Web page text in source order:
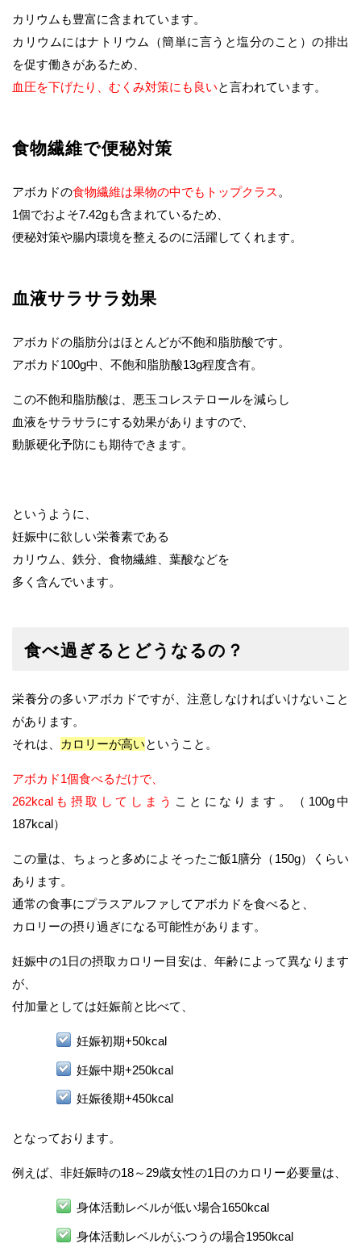
カリウムも豊富に含まれています。
カリウムにはナトリウム（簡単に言うと塩分のこと）の排出
を促す働きがあるため、
血圧を下げたり、むくみ対策にも良いと言われています。
食物繊維で便秘対策
アボカドの食物繊維は果物の中でもトップクラス 。
1個でおよそ7.42gも含まれているため、
便秘対策や腸内環境を整えるのに活躍してくれます。
血液サラサラ効果
アボカドの脂肪分はほとんどが不飽和脂肪酸です。
アボカド100g中、不飽和脂肪酸13g程度含有。
この不飽和脂肪酸は、悪玉コレステロールを減らし
血液をサラサラにする効果がありますので、
動脈硬化予防にも期待できます。
というように、
妊娠中に欲しい栄養素である
カリウム、鉄分、食物繊維、葉酸などを
多く含んでいます。
食べ過ぎるとどうなるの？
栄養分の多いアボカドですが、注意しなければいけないこと
があります。
それは、
カロリーが高いということ。
アボカド1個食べるだけで、
262kcalも摂取してしまう ことになります。（100g中
187kcal）
この量は、ちょっと多めによそったご飯1膳分（150g）くらい
あります。
通常の食事にプラスアルファしてアボカドを食べると、
カロリーの摂り過ぎになる可能性があります。
妊娠中の1日の摂取カロリー目安は、年齢によって異なります
が、
付加量としては妊娠前と比べて、
妊娠初期+50kcal
妊娠中期+250kcal
妊娠後期+450kcal
となっております。
例えば、非妊娠時の18～29歳女性の1日のカロリー必要量は、
身体活動レベルが低い場合1650kcal
身体活動レベルがふつうの場合1950kcal